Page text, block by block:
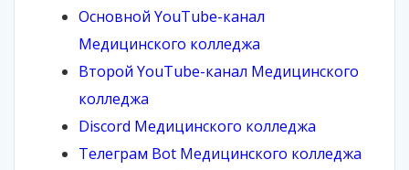
Основной YouTube-канал
Медицинского колледжа
Второй YouTube-канал Медицинского
колледжа
Discord Медицинского колледжа
Телеграм Bot Медицинского колледжа